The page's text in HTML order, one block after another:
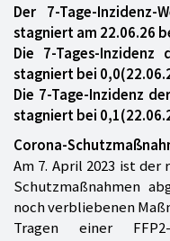
Der 7-Tage-
stagniert am 22.06.26
Die 7-Tages-Inzidenz
stagniert bei
Die 7-Tage-Inzidenz
stagniert bei
Corona-
Am 7. April 2023 ist
Schutzmaßnahmen
noch verbliebenen
Tragen einer